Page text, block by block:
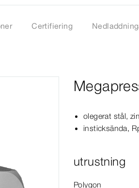
Certifiering
olegerat stål,
insticksända,
utrustning
Polygon